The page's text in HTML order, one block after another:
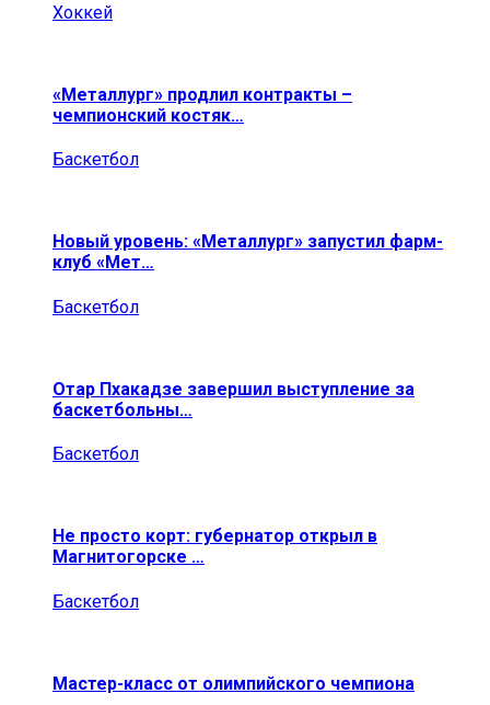
Хоккей
«Металлург» продлил контракты –
чемпионский костяк…
Баскетбол
Новый уровень: «Металлург» запустил фарм-
клуб «Мет…
Баскетбол
Отар Пхакадзе завершил выступление за
баскетбольны…
Баскетбол
Не просто корт: губернатор открыл в
Магнитогорске …
Баскетбол
Мастер-класс от олимпийского чемпиона